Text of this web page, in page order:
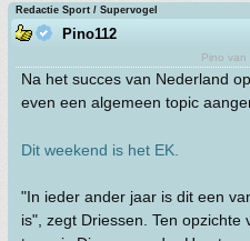
Redactie Sport / Supervogel
Pino112
Pino van
Na het succes van Nederland
even een algemeen topic
Dit weekend is het EK.
"In ieder ander jaar is dit een
is", zegt Driessen. Ten